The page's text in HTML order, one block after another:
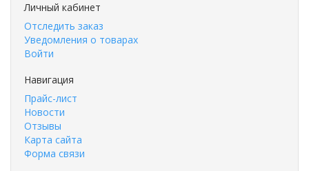
Личный кабинет
Отследить заказ
Уведомления о товарах
Войти
Навигация
Прайс-лист
Новости
Отзывы
Карта сайта
Форма связи